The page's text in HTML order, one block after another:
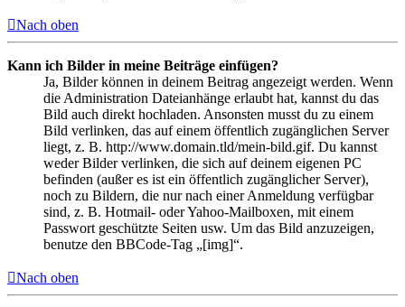
Nach oben
Kann ich Bilder in meine Beiträge einfügen?
Ja, Bilder können in deinem Beitrag angezeigt werden. Wenn
die Administration Dateianhänge erlaubt hat, kannst du das
Bild auch direkt hochladen. Ansonsten musst du zu einem
Bild verlinken, das auf einem öffentlich zugänglichen Server
liegt, z. B. http://www.domain.tld/mein-bild.gif. Du kannst
weder Bilder verlinken, die sich auf deinem eigenen PC
befinden (außer es ist ein öffentlich zugänglicher Server),
noch zu Bildern, die nur nach einer Anmeldung verfügbar
sind, z. B. Hotmail- oder Yahoo-Mailboxen, mit einem
Passwort geschützte Seiten usw. Um das Bild anzuzeigen,
benutze den BBCode-Tag „[img]“.
Nach oben